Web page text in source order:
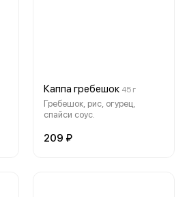
Каппа гребешок 45 г
Гребешок, рис, огурец,
спайси соус.
209 ₽